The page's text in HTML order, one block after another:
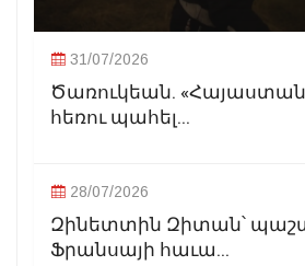
31/07/2026
Ծառուկեան.
հեռու պահել...
28/07/2026
Զինետտին Զիտան՝
Ֆրանսայի հաւա...